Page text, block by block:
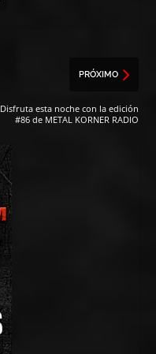
PRÓXIMO
Disfruta esta noche con la edición
#86 de METAL KORNER RADIO